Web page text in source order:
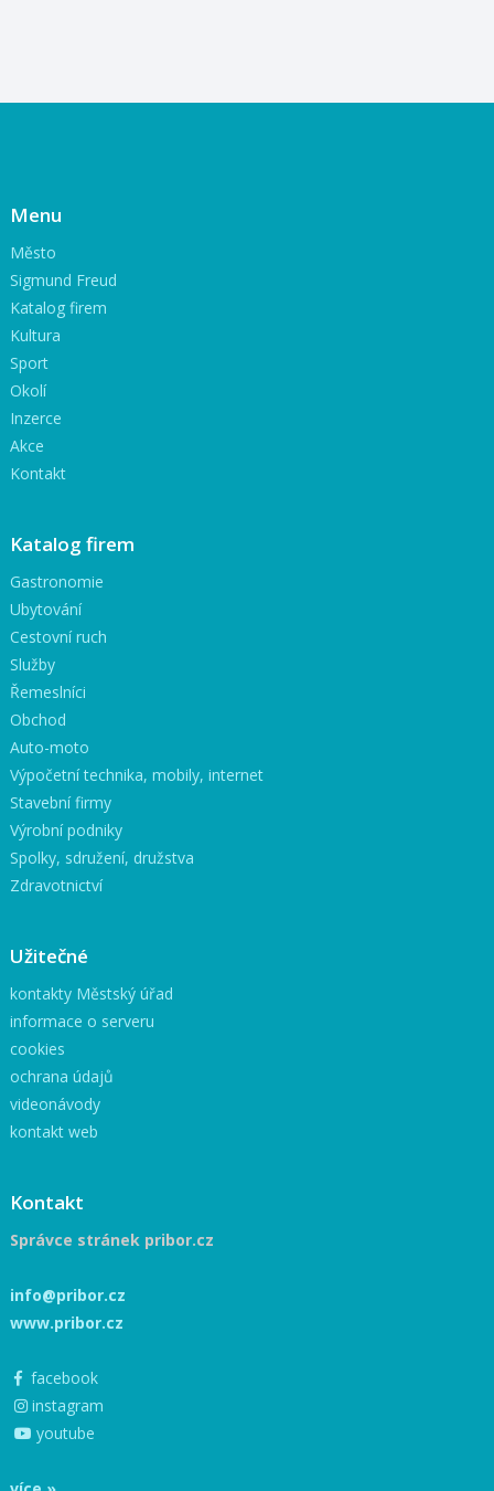
Menu
Město
Sigmund Freud
Katalog firem
Kultura
Sport
Okolí
Inzerce
Akce
Kontakt
Katalog firem
Gastronomie
Ubytování
Cestovní ruch
Služby
Řemeslníci
Obchod
Auto-moto
Výpočetní technika, mobily, internet
Stavební firmy
Výrobní podniky
Spolky, sdružení, družstva
Zdravotnictví
Užitečné
kontakty Městský úřad
informace o serveru
cookies
ochrana údajů
videonávody
kontakt web
Kontakt
Správce stránek pribor.cz
info@pribor.cz
www.pribor.cz
facebook
instagram
youtube